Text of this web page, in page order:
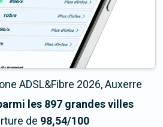
ADSL&Fibre 2026, Auxerre
les 897 grandes villes
de 98,54/100